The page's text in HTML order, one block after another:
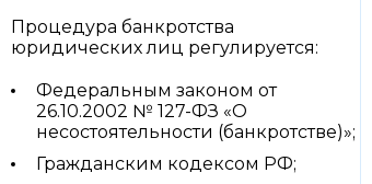
Процедура банкротства
юридических лиц регулируется:
Федеральным законом от
26.10.2002 № 127-ФЗ «О
несостоятельности (банкротстве)»;
Гражданским кодексом РФ;